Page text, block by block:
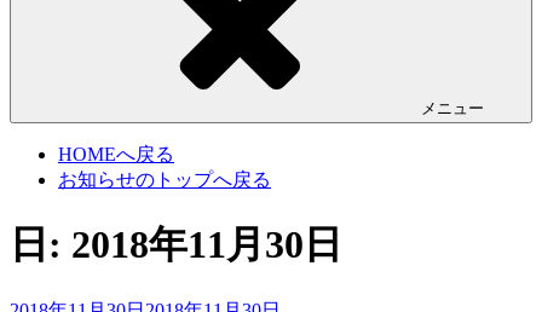
メニュー
HOMEへ戻る
お知らせのトップへ戻る
日: 2018年11月30日